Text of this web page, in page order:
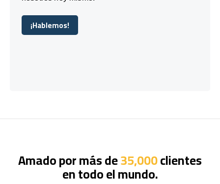
¡Hablemos!
¡Hablemos!
Amado por más de35,000clientes
en todo el mundo.